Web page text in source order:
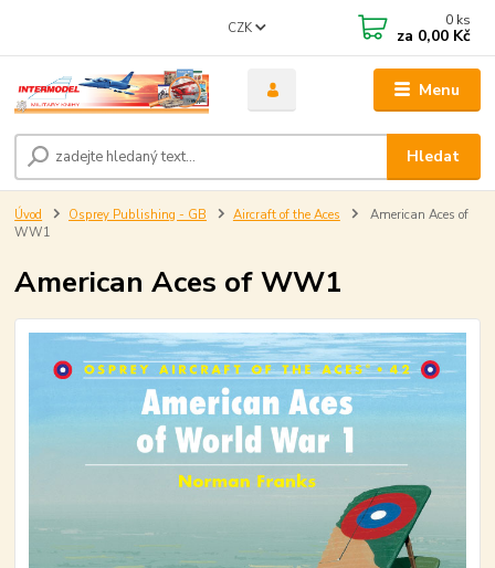
Menu
CZK
Hledat
0 ks
za 0,00 Kč
Úvod Osprey Publishing - GB Aircraft of the Aces
American Aces of
WW1
American Aces of WW1